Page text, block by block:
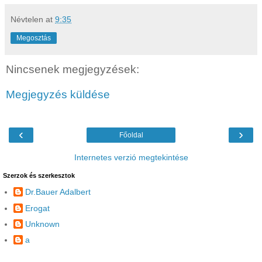
Névtelen at 9:35
Megosztás
Nincsenek megjegyzések:
Megjegyzés küldése
‹ ›
Főoldal
Internetes verzió megtekintése
Szerzok és szerkesztok
Dr.Bauer Adalbert
Erogat
Unknown
a